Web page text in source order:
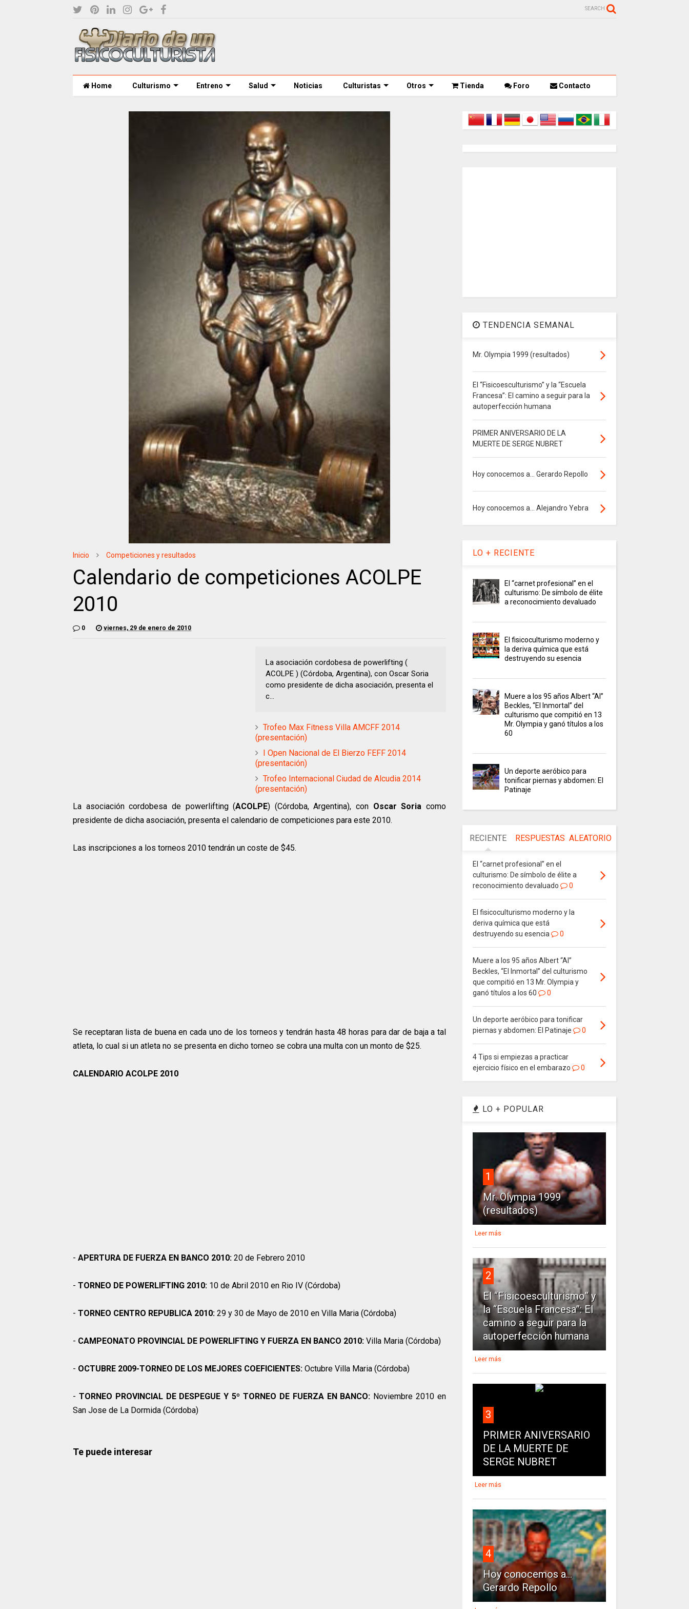
SEARCH
Home Culturismo Entreno Salud Noticias Culturistas Otros Tienda Foro Contacto
Inicio Competiciones y resultados
Calendario de competiciones ACOLPE
2010
0 viernes, 29 de enero de 2010
La asociación cordobesa de powerlifting (
ACOLPE ) (Córdoba, Argentina), con Oscar Soria
como presidente de dicha asociación, presenta el
c...
Trofeo Max Fitness Villa AMCFF 2014
(presentación)
I Open Nacional de El Bierzo FEFF 2014
(presentación)
Trofeo Internacional Ciudad de Alcudia 2014
(presentación)
La asociación cordobesa de powerlifting (ACOLPE) (Córdoba, Argentina), con Oscar Soria como
presidente de dicha asociación, presenta el calendario de competiciones para este 2010.
Las inscripciones a los torneos 2010 tendrán un coste de $45.
Se receptaran lista de buena en cada uno de los torneos y tendrán hasta 48 horas para dar de baja a tal
atleta, lo cual si un atleta no se presenta en dicho torneo se cobra una multa con un monto de $25.
CALENDARIO ACOLPE 2010
- APERTURA DE FUERZA EN BANCO 2010: 20 de Febrero 2010
- TORNEO DE POWERLIFTING 2010: 10 de Abril 2010 en Rio IV (Córdoba)
- TORNEO CENTRO REPUBLICA 2010: 29 y 30 de Mayo de 2010 en Villa Maria (Córdoba)
- CAMPEONATO PROVINCIAL DE POWERLIFTING Y FUERZA EN BANCO 2010: Villa Maria (Córdoba)
- OCTUBRE 2009-TORNEO DE LOS MEJORES COEFICIENTES: Octubre Villa Maria (Córdoba)
- TORNEO PROVINCIAL DE DESPEGUE Y 5º TORNEO DE FUERZA EN BANCO: Noviembre 2010 en
San Jose de La Dormida (Córdoba)
Te puede interesar
TENDENCIA SEMANAL
Mr. Olympia 1999 (resultados)
El “Fisicoesculturismo” y la “Escuela
Francesa”: El camino a seguir para la
autoperfección humana
PRIMER ANIVERSARIO DE LA
MUERTE DE SERGE NUBRET
Hoy conocemos a... Gerardo Repollo
Hoy conocemos a... Alejandro Yebra
LO + RECIENTE
El “carnet profesional” en el
culturismo: De símbolo de élite
a reconocimiento devaluado
El fisicoculturismo moderno y
la deriva química que está
destruyendo su esencia
Muere a los 95 años Albert “Al”
Beckles, “El Inmortal” del
culturismo que compitió en 13
Mr. Olympia y ganó títulos a los
60
Un deporte aeróbico para
tonificar piernas y abdomen: El
Patinaje
RECIENTE RESPUESTAS ALEATORIO
El “carnet profesional” en el
culturismo: De símbolo de élite a
reconocimiento devaluado
0
El fisicoculturismo moderno y la
deriva química que está
destruyendo su esencia
0
Muere a los 95 años Albert “Al”
Beckles, “El Inmortal” del culturismo
que compitió en 13 Mr. Olympia y
ganó títulos a los 60
0
Un deporte aeróbico para tonificar
piernas y abdomen: El Patinaje
0
4 Tips si empiezas a practicar
ejercicio físico en el embarazo
0
LO + POPULAR
1
Mr. Olympia 1999
(resultados)
Leer más
2
El “Fisicoesculturismo” y
la “Escuela Francesa”: El
camino a seguir para la
autoperfección humana
Leer más
3
PRIMER ANIVERSARIO
DE LA MUERTE DE
SERGE NUBRET
Leer más
4
Hoy conocemos a...
Gerardo Repollo